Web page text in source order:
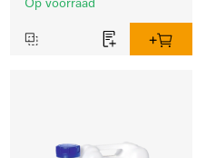
Op voorraad